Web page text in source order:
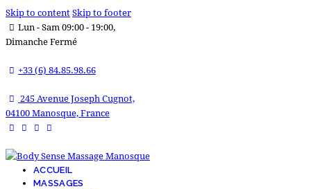
Skip to contentSkip to footer
Lun - Sam 09:00 - 19:00,
Dimanche Fermé
+33 (6) 84.85.98.66
245 Avenue Joseph Cugnot,
04100 Manosque, France
ACCUEIL
MASSAGES